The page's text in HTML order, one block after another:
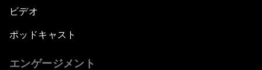
ビデオ
ポッドキャスト
エンゲージメント